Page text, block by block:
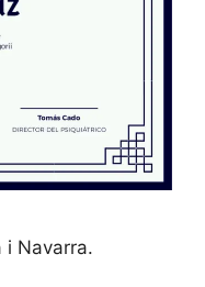
i Navarra.